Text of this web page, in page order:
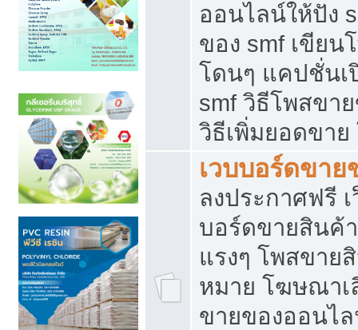
ออนไลน์ให้ปัง
ของ smf เขียน
โดนๆ แคปชั่นเ
smf วิธีโพสขา
วิธีเพิ่มยอดขาย
เวบบอร์ดขา
ลงประกาศฟรี
บอร์ดขายสินค้
แรงๆ โพสขาย
หมาย โฆษณาเ
ขายของออนไ